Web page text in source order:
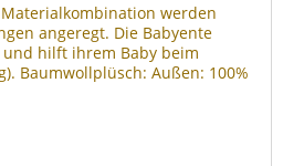
werden
angeregt. Die Babyente
hilft ihrem Baby beim
Baumwollplüsch: Außen: 100%